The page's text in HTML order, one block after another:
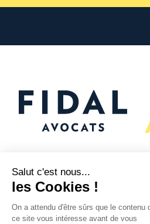
Vous souhaitez
avec nous ?
Nous sommes